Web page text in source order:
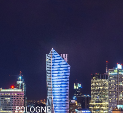
POLOGNE